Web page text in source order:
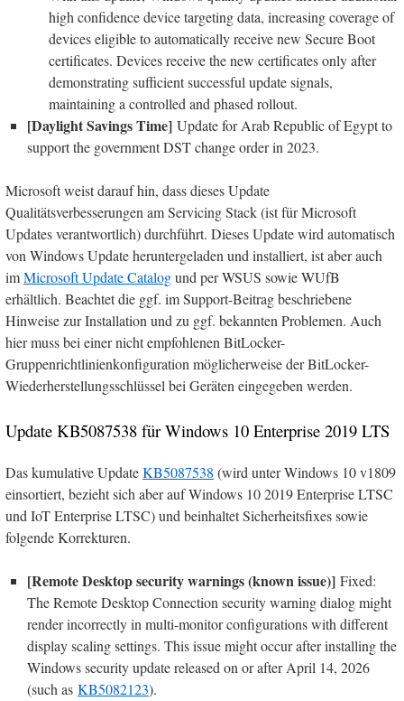
high confidence device targeting data, increasing coverage of
devices eligible to automatically receive new Secure Boot
certificates. Devices receive the new certificates only after
demonstrating sufficient successful update signals,
maintaining a controlled and phased rollout.
[Daylight Savings Time] Update for Arab Republic of Egypt to
support the government DST change order in 2023.
Microsoft weist darauf hin, dass dieses Update
Qualitätsverbesserungen am Servicing Stack (ist für Microsoft
Updates verantwortlich) durchführt. Dieses Update wird automatisch
von Windows Update heruntergeladen und installiert, ist aber auch
imMicrosoft Update Catalogund per WSUS sowie WUfB
erhältlich. Beachtet die ggf. im Support-Beitrag beschriebene
Hinweise zur Installation und zu ggf. bekannten Problemen. Auch
hier muss bei einer nicht empfohlenen BitLocker-
Gruppenrichtlinienkonfiguration möglicherweise der BitLocker-
Wiederherstellungsschlüssel bei Geräten eingegeben werden.
Update KB5087538 für Windows 10 Enterprise 2019 LTS
Das kumulative UpdateKB5087538 (wird unter Windows 10 v1809
einsortiert, bezieht sich aber auf Windows 10 2019 Enterprise LTSC
und IoT Enterprise LTSC) und beinhaltet Sicherheitsfixes sowie
folgende Korrekturen.
[Remote Desktop security warnings (known issue)] Fixed:
The Remote Desktop Connection security warning dialog might
render incorrectly in multi-monitor configurations with different
display scaling settings. This issue might occur after installing the
Windows security update released on or after April 14, 2026
(such as KB5082123).